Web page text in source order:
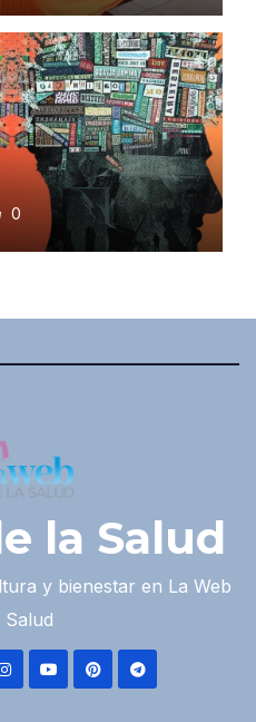
0
la Salud
y bienestar en La Web
Salud